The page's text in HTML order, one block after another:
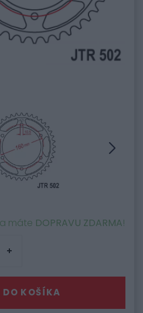
a máte DOPRAVU ZDARMA!
DO KOŠÍKA